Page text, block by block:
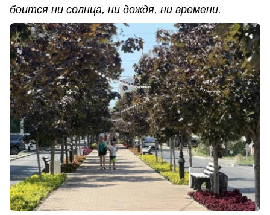
боится ни солнца, ни дождя, ни времени.